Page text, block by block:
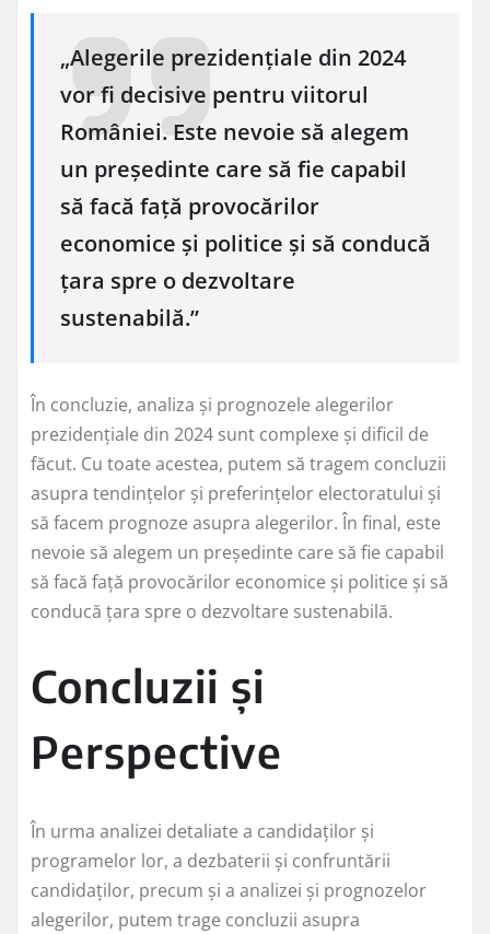
„Alegerile prezidențiale din 2024
vor fi decisive pentru viitorul
României. Este nevoie să alegem
un președinte care să fie capabil
să facă față provocărilor
economice și politice și să conducă
țara spre o dezvoltare
sustenabilă.”
În concluzie, analiza și prognozele alegerilor
prezidențiale din 2024 sunt complexe și dificil de
făcut. Cu toate acestea, putem să tragem concluzii
asupra tendințelor și preferințelor electoratului și
să facem prognoze asupra alegerilor. În final, este
nevoie să alegem un președinte care să fie capabil
să facă față provocărilor economice și politice și să
conducă țara spre o dezvoltare sustenabilă.
Concluzii și
Perspective
În urma analizei detaliate a candidaților și
programelor lor, a dezbaterii și confruntării
candidaților, precum și a analizei și prognozelor
alegerilor, putem trage concluzii asupra